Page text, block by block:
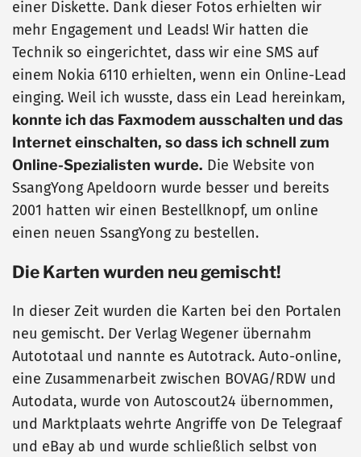
einer Diskette. Dank dieser Fotos erhielten wir
mehr Engagement und Leads! Wir hatten die
Technik so eingerichtet, dass wir eine SMS auf
einem Nokia 6110 erhielten, wenn ein Online-Lead
einging. Weil ich wusste, dass ein Lead hereinkam,
konnte ich das Faxmodem ausschalten und das
Internet einschalten, so dass ich schnell zum
Online-Spezialisten wurde. Die Website von
SsangYong Apeldoorn wurde besser und bereits
2001 hatten wir einen Bestellknopf, um online
einen neuen SsangYong zu bestellen.
Die Karten wurden neu gemischt!
In dieser Zeit wurden die Karten bei den Portalen
neu gemischt. Der Verlag Wegener übernahm
Autototaal und nannte es Autotrack. Auto-online,
eine Zusammenarbeit zwischen BOVAG/RDW und
Autodata, wurde von Autoscout24 übernommen,
und Marktplaats wehrte Angriffe von De Telegraaf
und eBay ab und wurde schließlich selbst von